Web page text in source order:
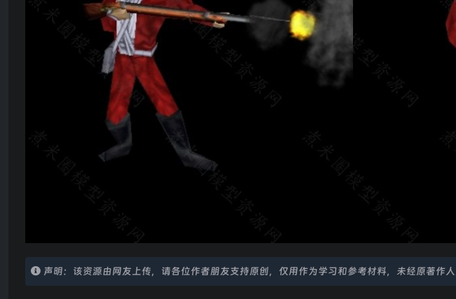
声明：该资源由网友上传，请各位作者朋友支持原创，仅用作为学习和参考材料，未经原著作